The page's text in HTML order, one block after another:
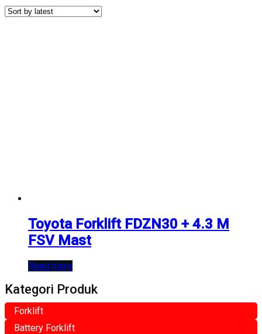
Toyota Forklift FDZN30 + 4.3 M
FSV Mast
Read more
Kategori Produk
Forklift
Battery Forklift